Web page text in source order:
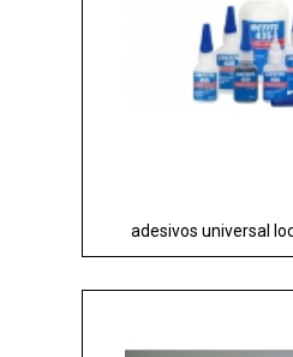
adesivos universal